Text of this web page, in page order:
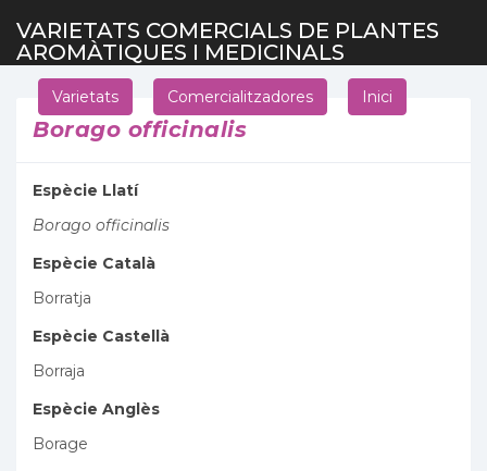
VARIETATS COMERCIALS DE PLANTES
AROMÀTIQUES I MEDICINALS
Varietats Comercialitzadores Inici
Borago officinalis
Espècie Llatí
Borago officinalis
Espècie Català
Borratja
Espècie Castellà
Borraja
Espècie Anglès
Borage